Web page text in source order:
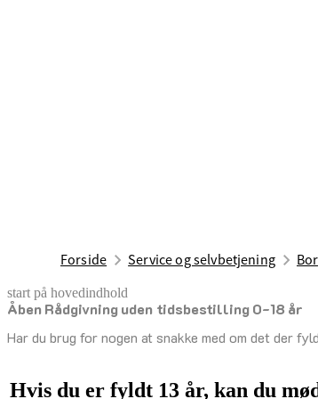
Forside Service og selvbetjening
start på hovedindhold
Åben Rådgivning uden tidsbestilling 0-18 år
Har du brug for nogen at snakke med om det der
senest opdateret 19. november 2025
Hvis du er fyldt 13 år, kan du